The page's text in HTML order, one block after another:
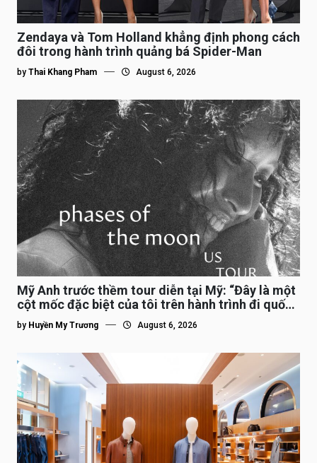
Zendaya và Tom Holland khẳng định phong cách
đôi trong hành trình quảng bá Spider-Man
by Thai Khang Pham August 6, 2026
Mỹ Anh trước thềm tour diễn tại Mỹ: “Đây là một
cột mốc đặc biệt của tôi trên hành trình đi quốc
tế”
by Huyền My Trương August 6, 2026